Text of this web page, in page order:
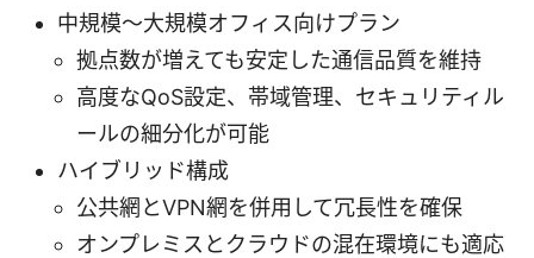
中規模～大規模オフィス向けプラン
拠点数が増えても安定した通信品質を維持
高度なQoS設定、帯域管理、セキュリティル
ールの細分化が可能
ハイブリッド構成
公共網とVPN網を併用して冗長性を確保
オンプレミスとクラウドの混在環境にも適応